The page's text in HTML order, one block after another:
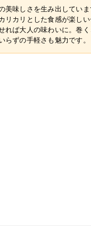
美味しさを生み出してい
カリとした食感が楽しい
れば大人の味わいに。巻
ずの手軽さも魅力です。